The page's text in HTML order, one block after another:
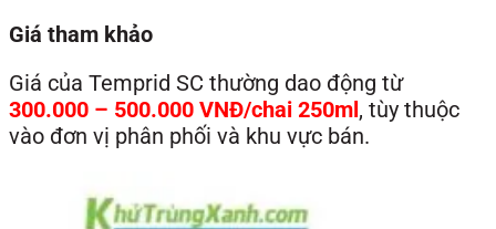
Giá tham khảo
Giá của Temprid SC thường dao động từ
300.000 – 500.000 VNĐ/chai 250ml, tùy thuộc
vào đơn vị phân phối và khu vực bán.